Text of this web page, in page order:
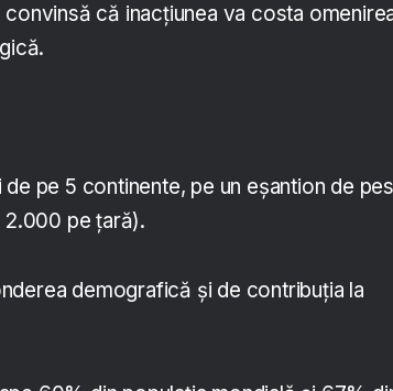
convinsă că inacțiunea va costa
pe 5 continente, pe un eșantion de
pe țară).
demografică și de contribuția la